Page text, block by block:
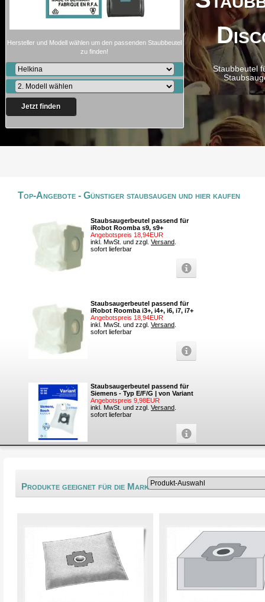
Staubbeutel
Hersteller und Modell wählen um den passenden Staubbeutel
zu finden!
Jetzt finden
Top-Angebote - Günstiger staubsaugen und hier kaufen
Staubsaugerbeutel passend für
iRobot Roomba s9, s9+
Angebotspreis 18,94EUR
inkl. MwSt. und zzgl. Versand
sofort lieferbar
Staubsaugerbeutel passend für
iRobot Roomba i3+, i4+, i6, i7, i7+
Angebotspreis 18,94EUR
inkl. MwSt. und zzgl. Versand
sofort lieferbar
Staubsaugerbeutel passend für
Siemens - Typ E/F/G | von Variant
Angebotspreis 9,98EUR
inkl. MwSt. und zzgl. Versand
sofort lieferbar
Produkte geeignet für die Marke Helkina®